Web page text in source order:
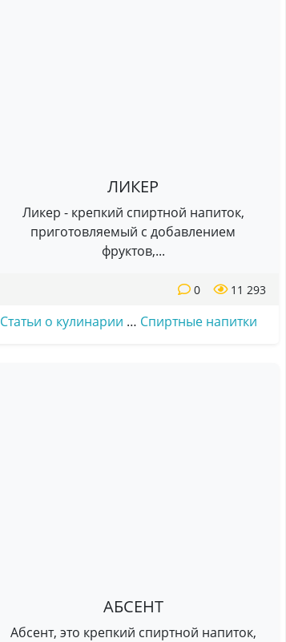
ЛИКЕР
Ликер - крепкий спиртной напиток,
приготовляемый с добавлением
фруктов,...
11 293
0
Статьи о кулинарии … Спиртные напитки
АБСЕНТ
Абсент, это крепкий спиртной напиток,